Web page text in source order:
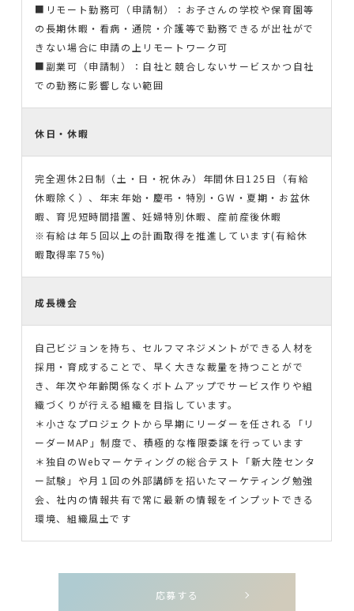
■リモート勤務可（申請制）：お子さんの学校や保育園等
の長期休暇・看病・通院・介護等で勤務できるが出社がで
きない場合に申請の上リモートワーク可
■副業可（申請制）：自社と競合しないサービスかつ自社
での勤務に影響しない範囲
休日・休暇
完全週休2日制（土・日・祝休み）年間休日125日（有給
休暇除く）、年末年始・慶弔・特別・GW・夏期・お盆休
暇、育児短時間措置、妊婦特別休暇、産前産後休暇
※有給は年５回以上の計画取得を推進しています(有給休
暇取得率75%)
成長機会
自己ビジョンを持ち、セルフマネジメントができる人材を
採用・育成することで、早く大きな裁量を持つことがで
き、年次や年齢関係なくボトムアップでサービス作りや組
織づくりが行える組織を目指しています。
＊小さなプロジェクトから早期にリーダーを任される「リ
ーダーMAP」制度で、積極的な権限委譲を行っています
＊独自のWebマーケティングの総合テスト「新大陸センタ
ー試験」や月１回の外部講師を招いたマーケティング勉強
会、社内の情報共有で常に最新の情報をインプットできる
環境、組織風土です
応募する